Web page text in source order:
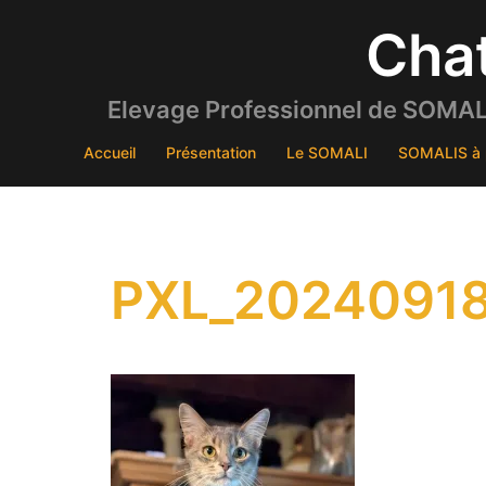
Elevage Professionnel de
Accueil Présentation Le SOMALI SOMALIS à